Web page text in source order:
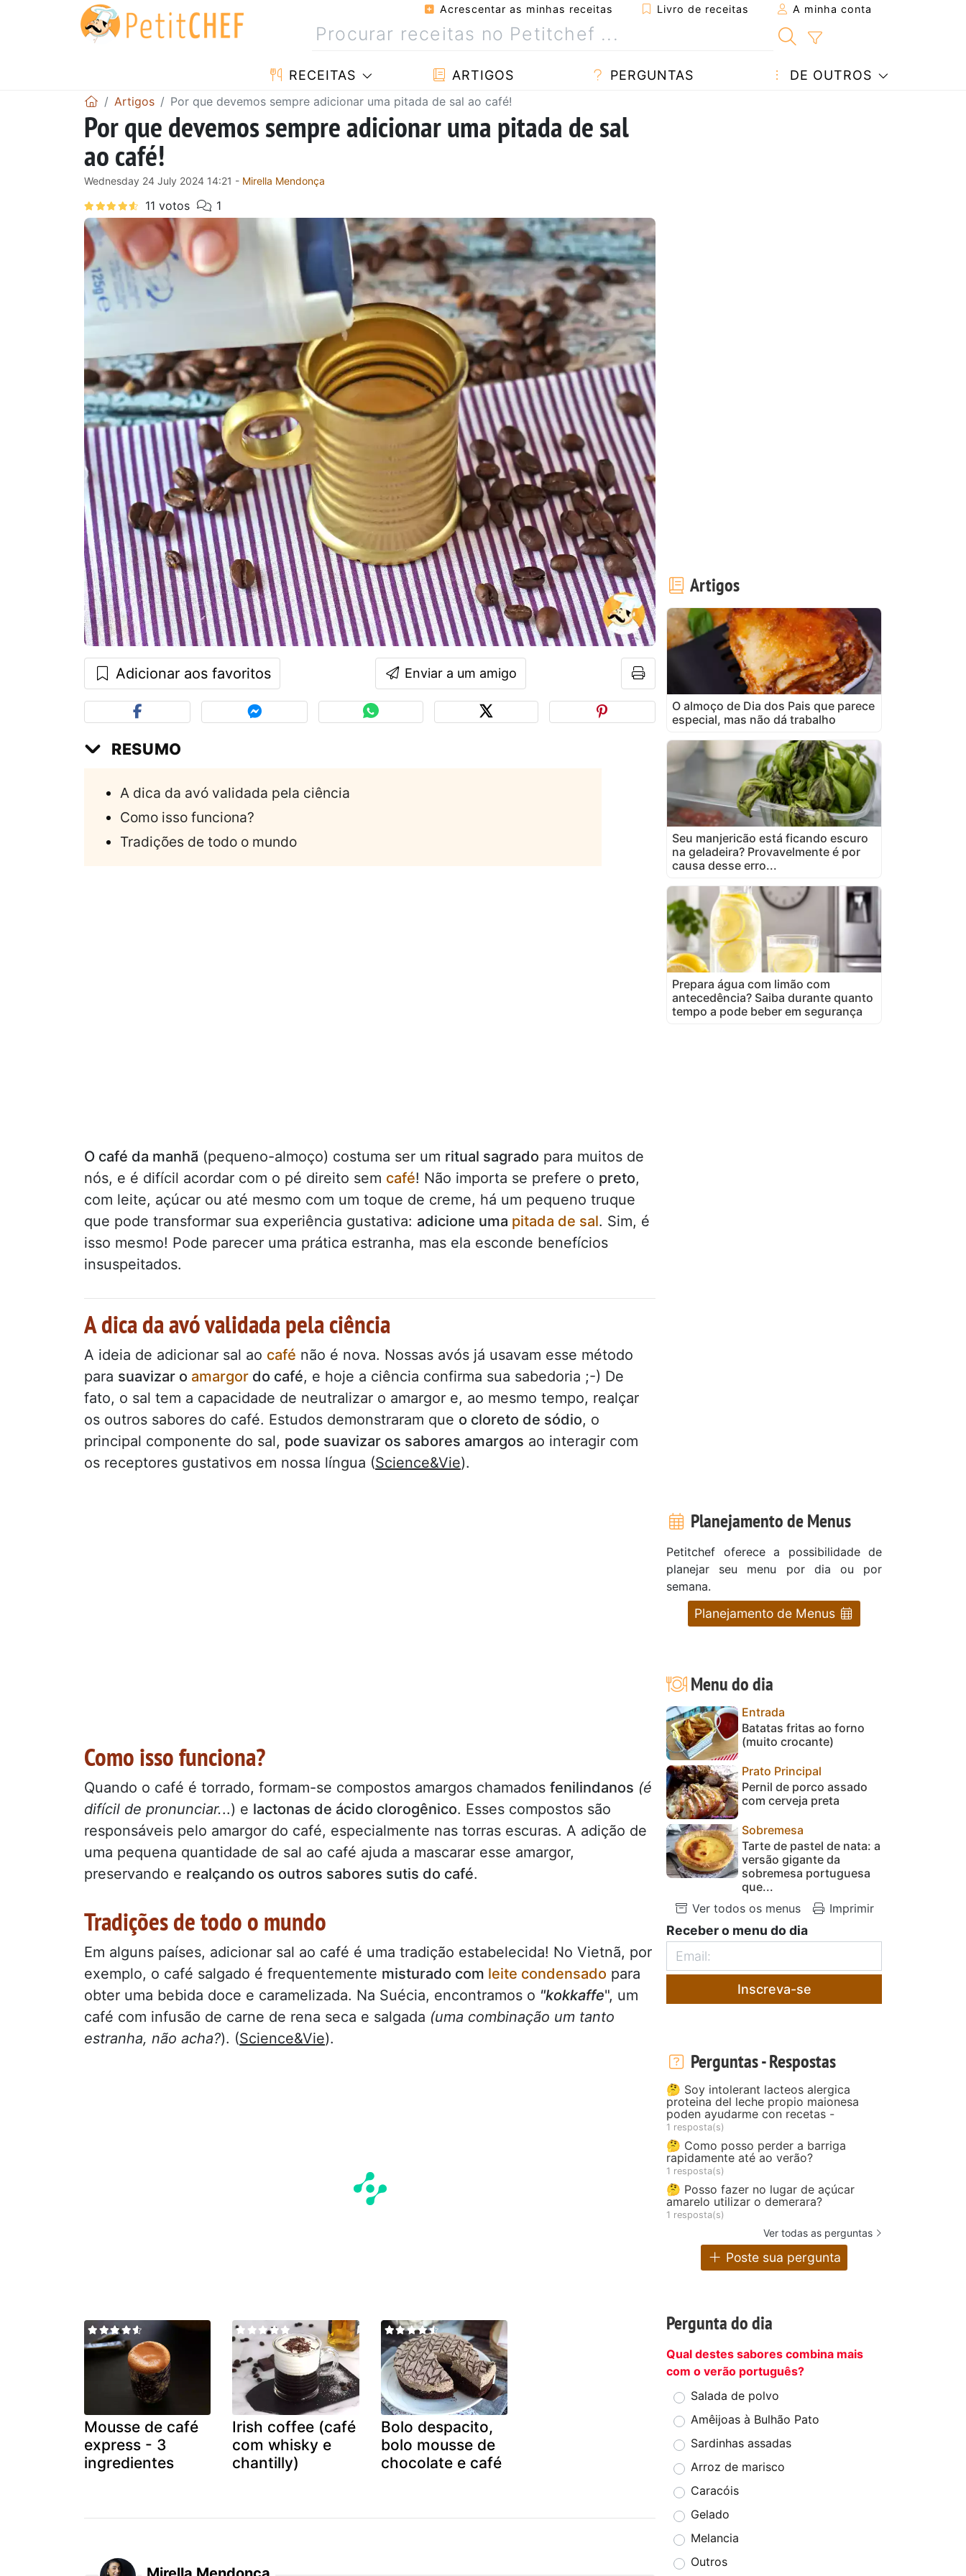
Acrescentar as minhas receitas Livro de receitas A minha conta
RECEITAS ARTIGOS PERGUNTAS DE OUTROS
Artigos Por que devemos sempre adicionar uma pitada de sal ao café!
Por que devemos sempre adicionar uma pitada de sal
ao café!
Wednesday 24 July 2024 14:21 - Mirella Mendonça
Adicionar aos favoritos Enviar a um amigo
RESUMO
A dica da avó validada pela ciência
Como isso funciona?
Tradições de todo o mundo
O café da manhã (pequeno-almoço) costuma ser um ritual sagrado para muitos de
nós, e é difícil acordar com o pé direito sem café! Não importa se prefere o preto,
com leite, açúcar ou até mesmo com um toque de creme, há um pequeno truque
que pode transformar sua experiência gustativa: adicione uma pitada de sal. Sim, é
isso mesmo! Pode parecer uma prática estranha, mas ela esconde benefícios
insuspeitados.
A dica da avó validada pela ciência
A ideia de adicionar sal ao café não é nova. Nossas avós já usavam esse método
para suavizar o amargor do café, e hoje a ciência confirma sua sabedoria ;-) De
fato, o sal tem a capacidade de neutralizar o amargor e, ao mesmo tempo, realçar
os outros sabores do café. Estudos demonstraram que o cloreto de sódio, o
principal componente do sal, pode suavizar os sabores amargos ao interagir com
os receptores gustativos em nossa língua (Science&Vie).
Como isso funciona?
Quando o café é torrado, formam-se compostos amargos chamados fenilindanos (é
difícil de pronunciar...) e lactonas de ácido clorogênico. Esses compostos são
responsáveis pelo amargor do café, especialmente nas torras escuras. A adição de
uma pequena quantidade de sal ao café ajuda a mascarar esse amargor,
preservando e realçando os outros sabores sutis do café.
Tradições de todo o mundo
Em alguns países, adicionar sal ao café é uma tradição estabelecida! No Vietnã, por
exemplo, o café salgado é frequentemente misturado com leite condensado para
obter uma bebida doce e caramelizada. Na Suécia, encontramos o "kokkaffe", um
café com infusão de carne de rena seca e salgada (uma combinação um tanto
estranha, não acha?). (Science&Vie).
Mousse de café
express - 3
ingredientes
Irish coffee (café
com whisky e
chantilly)
Bolo despacito,
bolo mousse de
chocolate e café
Artigos
O almoço de Dia dos Pais que parece
especial, mas não dá trabalho
Seu manjericão está ficando escuro
na geladeira? Provavelmente é por
causa desse erro...
Prepara água com limão com
antecedência? Saiba durante quanto
tempo a pode beber em segurança
Planejamento de Menus
Petitchef oferece a possibilidade de
planejar seu menu por dia ou por
semana.
Planejamento de Menus
Menu do dia
Entrada
Batatas fritas ao forno
(muito crocante)
Prato Principal
Pernil de porco assado
com cerveja preta
Sobremesa
Tarte de pastel de nata: a
versão gigante da
sobremesa portuguesa
que...
Ver todos os menus
Imprimir
Receber o menu do dia
Inscreva-se
Perguntas - Respostas
🤔 Soy intolerant lacteos alergica
proteina del leche propio maionesa
poden ayudarme con recetas -
1 resposta(s)
🤔 Como posso perder a barriga
rapidamente até ao verão?
1 resposta(s)
🤔 Posso fazer no lugar de açúcar
amarelo utilizar o demerara?
1 resposta(s)
Ver todas as perguntas
Poste sua pergunta
Pergunta do dia
Qual destes sabores combina mais
com o verão português?
Salada de polvo
Amêijoas à Bulhão Pato
Sardinhas assadas
Arroz de marisco
Caracóis
Gelado
Melancia
Outros